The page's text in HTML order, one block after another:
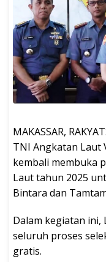
MAKASSAR,
TNI Angkatan Laut
kembali membuka
Laut tahun 2025
Bintara dan
Dalam kegiatan ini,
seluruh proses
gratis.